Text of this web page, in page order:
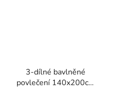
3-dílné bavlněné
povlečení 140x200cm